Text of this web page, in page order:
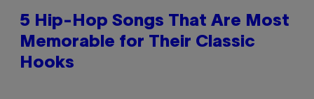
5 Hip-Hop Songs That Are Most
Memorable for Their Classic
Hooks